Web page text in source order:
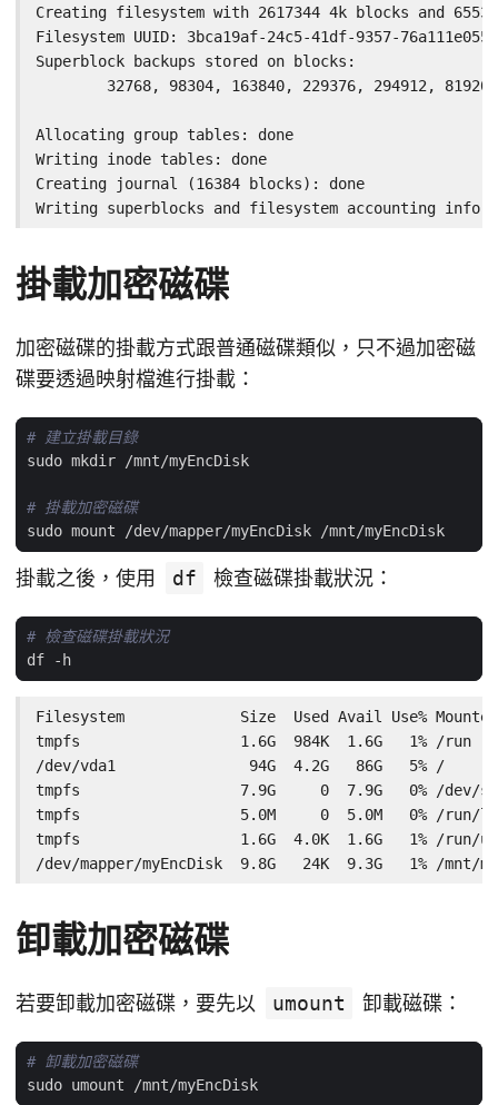
Creating filesystem with 2617344 4k blocks and
Filesystem UUID: 3bca19af-24c5-41df-9357-
Superblock backups stored on blocks:
32768, 98304, 163840, 229376, 294912,
Allocating group tables: done
Writing inode tables: done
Creating journal (16384 blocks): done
Writing superblocks and filesystem accounting
掛載加密磁碟
加密磁碟的掛載方式跟普通磁碟類似，只不過加密磁
碟要透過映射檔進行掛載：
# 建立掛載目錄
# 掛載加密磁碟
掛載之後，使用 df 檢查磁碟掛載狀況：
# 檢查磁碟掛載狀況
Filesystem             Size  Used Avail Use%
tmpfs                  1.6G  984K  1.6G   1% /run
/dev/vda1               94G  4.2G   86G   5% /
tmpfs                  7.9G     0  7.9G   0% /dev/
tmpfs                  5.0M     0  5.0M   0% /run/
tmpfs                  1.6G  4.0K  1.6G   1% /run/
/dev/mapper/myEncDisk  9.8G   24K  9.3G   1% /mnt/
卸載加密磁碟
若要卸載加密磁碟，要先以 umount 卸載磁碟：
# 卸載加密磁碟